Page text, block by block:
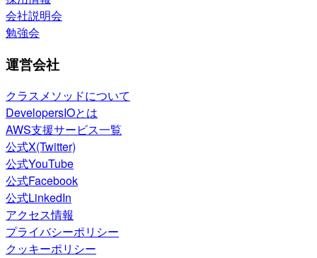
会社説明会
勉強会
運営会社
クラスメソッドについて
DevelopersIOとは
AWS支援サービス一覧
公式X(Twitter)
公式YouTube
公式Facebook
公式LinkedIn
アクセス情報
プライバシーポリシー
クッキーポリシー